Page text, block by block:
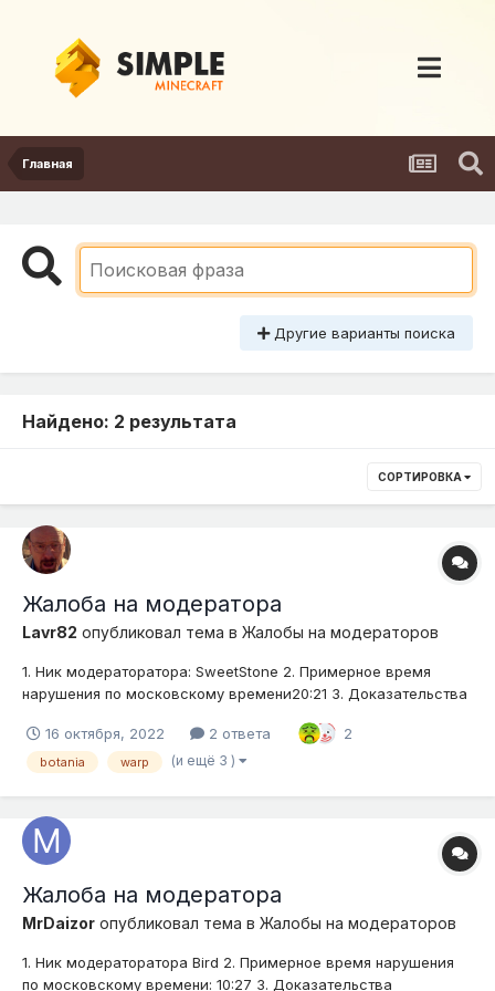
Главная
Другие варианты поиска
Найдено: 2 результата
СОРТИРОВКА
Жалоба на модератора
Lavr82 опубликовал тема в Жалобы на модераторов
1. Ник модераторатора: SweetStone 2. Примерное время
нарушения по московскому времени20:21 3. Доказательства
(опишите ситуацию): Обратилась к игроку, дали варн, затем
свитстоун выдает ещё один и мне мут дали. У человека такой
16 октября, 2022 2 ответа 2
botania warp (и ещё 3 )
Жалоба на модератора
MrDaizor опубликовал тема в Жалобы на модераторов
1. Ник модераторатора Bird 2. Примерное время нарушения
по московскому времени: 10:27 3. Доказательства